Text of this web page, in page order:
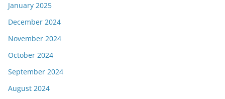
January 2025
December 2024
November 2024
October 2024
September 2024
August 2024